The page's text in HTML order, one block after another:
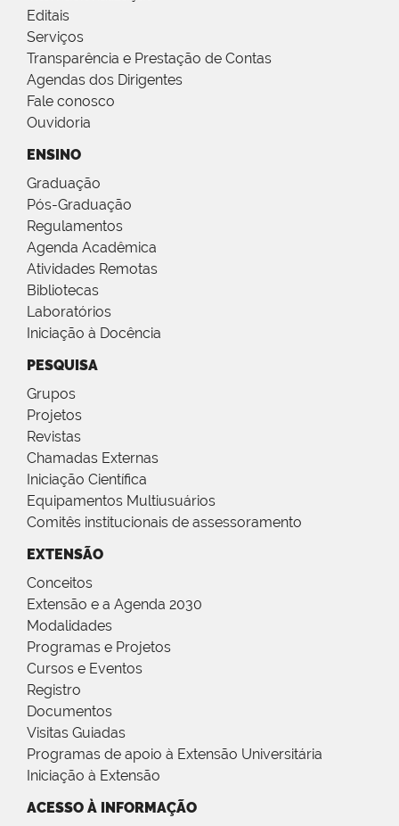
Editais
Serviços
Transparência e Prestação de Contas
Agendas dos Dirigentes
Fale conosco
Ouvidoria
ENSINO
Graduação
Pós-Graduação
Regulamentos
Agenda Acadêmica
Atividades Remotas
Bibliotecas
Laboratórios
Iniciação à Docência
PESQUISA
Grupos
Projetos
Revistas
Chamadas Externas
Iniciação Científica
Equipamentos Multiusuários
Comitês institucionais de assessoramento
EXTENSÃO
Conceitos
Extensão e a Agenda 2030
Modalidades
Programas e Projetos
Cursos e Eventos
Registro
Documentos
Visitas Guiadas
Programas de apoio à Extensão Universitária
Iniciação à Extensão
ACESSO À INFORMAÇÃO